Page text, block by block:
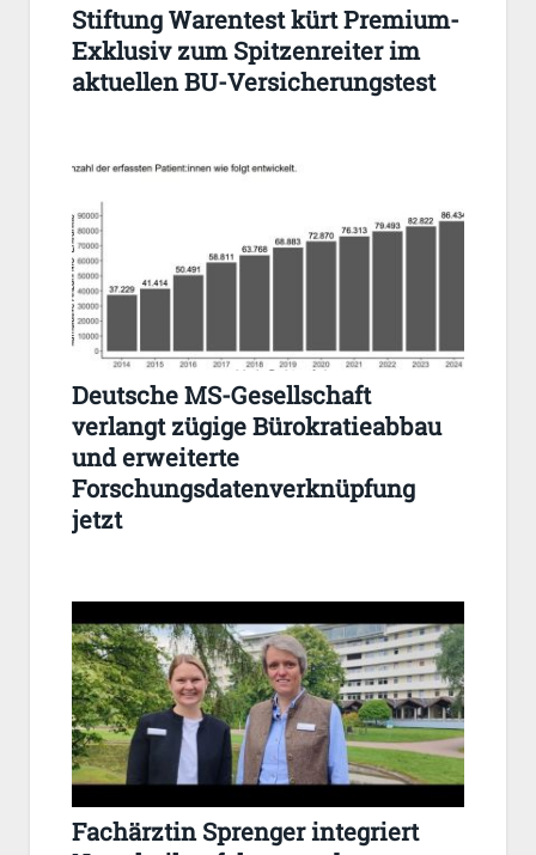
Stiftung Warentest kürt Premium-
Exklusiv zum Spitzenreiter im
aktuellen BU-Versicherungstest
Deutsche MS-Gesellschaft
verlangt zügige Bürokratieabbau
und erweiterte
Forschungsdatenverknüpfung
jetzt
Fachärztin Sprenger integriert